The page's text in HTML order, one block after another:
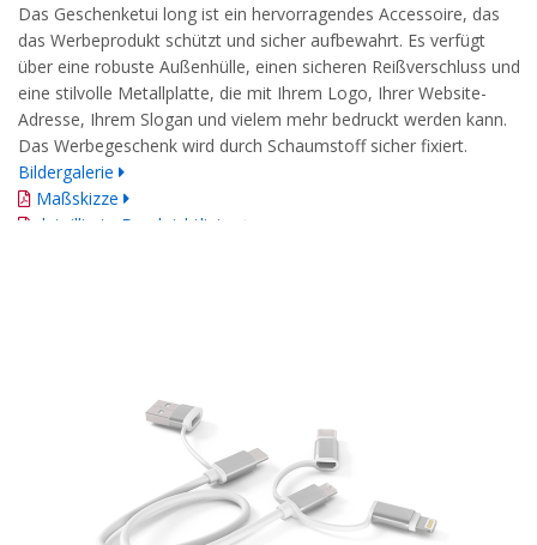
Das Geschenketui long ist ein hervorragendes Accessoire, das
das Werbeprodukt schützt und sicher aufbewahrt. Es verfügt
über eine robuste Außenhülle, einen sicheren Reißverschluss und
eine stilvolle Metallplatte, die mit Ihrem Logo, Ihrer Website-
Adresse, Ihrem Slogan und vielem mehr bedruckt werden kann.
Das Werbegeschenk wird durch Schaumstoff sicher fixiert.
Bildergalerie
Maßskizze
detaillierte Druckrichtlinien